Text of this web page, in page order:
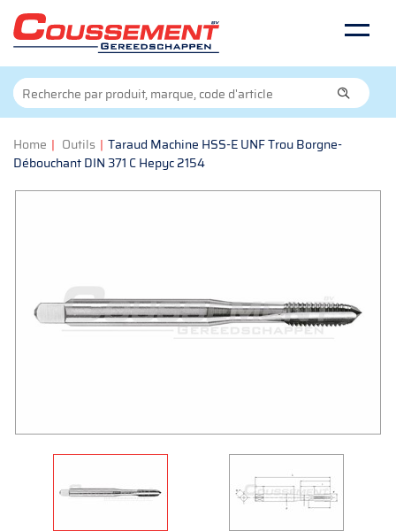
Home | Outils | Taraud Machine HSS-E UNF Trou Borgne-
Débouchant DIN 371 C Hepyc 2154